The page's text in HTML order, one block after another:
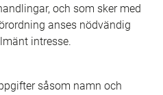
och som sker med
anses nödvändig
intresse.
såsom namn och